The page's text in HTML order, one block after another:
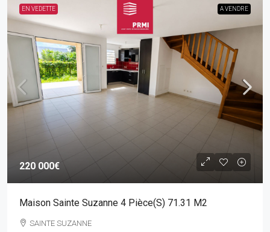
EN VEDETTE A VENDRE
220 000€
Maison Sainte Suzanne 4 Pièce(s) 71.31 M2
SAINTE SUZANNE